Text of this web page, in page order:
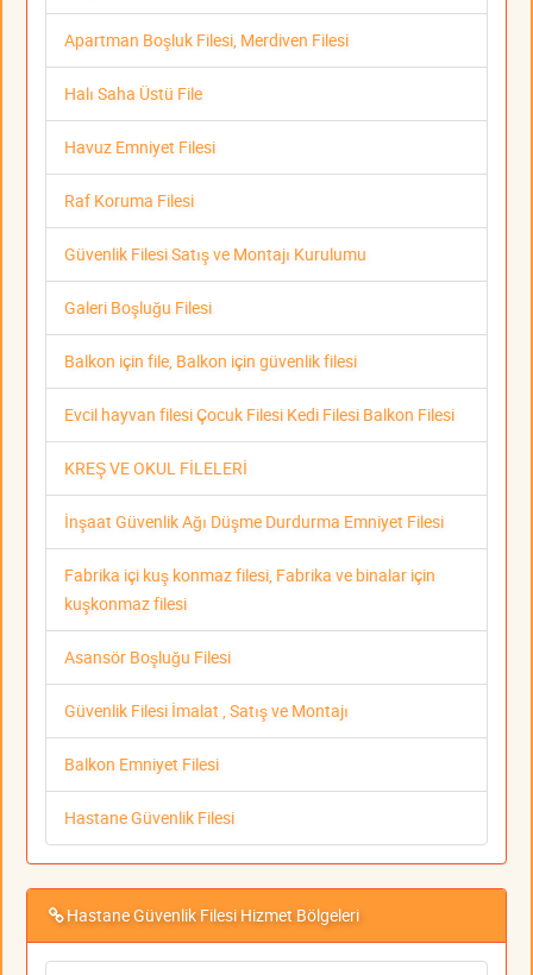
Apartman Boşluk Filesi, Merdiven Filesi
Halı Saha Üstü File
Havuz Emniyet Filesi
Raf Koruma Filesi
Güvenlik Filesi Satış ve Montajı Kurulumu
Galeri Boşluğu Filesi
Balkon için file, Balkon için güvenlik filesi
Evcil hayvan filesi Çocuk Filesi Kedi Filesi Balkon Filesi
KREŞ VE OKUL FİLELERİ
İnşaat Güvenlik Ağı Düşme Durdurma Emniyet Filesi
Fabrika içi kuş konmaz filesi, Fabrika ve binalar için
kuşkonmaz filesi
Asansör Boşluğu Filesi
Güvenlik Filesi İmalat , Satış ve Montajı
Balkon Emniyet Filesi
Hastane Güvenlik Filesi
Hastane Güvenlik Filesi Hizmet Bölgeleri